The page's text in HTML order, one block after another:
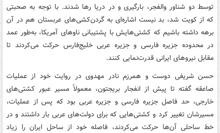
توسط دو شناور والفجر، بارگیری و در دریا رها شدند. با توجه به صحبتی
که از کویت شد، بد نیست اشاره‌ای به گردن‌کشی‌های عربستان هم در آن
برهه داشته باشیم که کشتی‌هایش با پشتیبانی ناوهای آمریکا، به‌طور عمد
در محدوده جزیره فارسی و جزیره عربی خلیج‌فارس حرکت می‌کردند تا
مقابل نیروهای ایرانی قدرت‌نمایی کنند.
حسن شریفی دوست و همرزم نادر مهدوی در روایت خود از عملیات
صاعقه گفته تا پیش از انفجار بریجتون، معمولاً مسیر عبور کشتی‌های
خارجی، حد فاصل جزیره فارسی و جزیره عربی بود که پس از عملیات،
مسیرشان تغییر کرد و کشتی‌هایی که برای دولت‌های عربی بار داشتند و در
خط ساحلی آن‌ها حرکت می‌کردند، فاصله خود از ساحل ایران را زیاد